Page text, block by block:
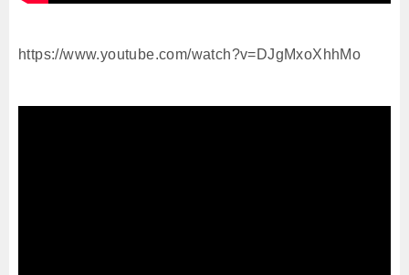
https://www.youtube.com/watch?v=DJgMxoXhhMo